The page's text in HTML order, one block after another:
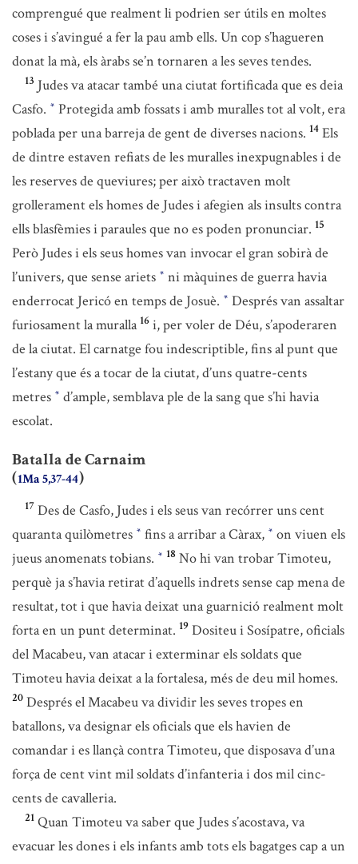
comprengué que realment li podrien ser útils en moltes
coses i s’avingué a fer la pau amb ells. Un cop s’hagueren
donat la mà, els àrabs se’n tornaren a les seves tendes.
13 Judes va atacar també una ciutat fortificada que es deia
Casfo. * Protegida amb fossats i amb muralles tot al volt, era
poblada per una barreja de gent de diverses nacions. 14 Els
de dintre estaven refiats de les muralles inexpugnables i de
les reserves de queviures; per això tractaven molt
grollerament els homes de Judes i afegien als insults contra
ells blasfèmies i paraules que no es poden pronunciar. 15
Però Judes i els seus homes van invocar el gran sobirà de
l’univers, que sense ariets * ni màquines de guerra havia
enderrocat Jericó en temps de Josuè. * Després van assaltar
furiosament la muralla 16 i, per voler de Déu, s’apoderaren
de la ciutat. El carnatge fou indescriptible, fins al punt que
l’estany que és a tocar de la ciutat, d’uns quatre-cents
metres * d’ample, semblava ple de la sang que s’hi havia
escolat.
Batalla de Carnaim
(1Ma 5,37-44)
17 Des de Casfo, Judes i els seus van recórrer uns cent
quaranta quilòmetres * fins a arribar a Càrax, * on viuen els
jueus anomenats tobians. * 18 No hi van trobar Timoteu,
perquè ja s’havia retirat d’aquells indrets sense cap mena de
resultat, tot i que havia deixat una guarnició realment molt
forta en un punt determinat. 19 Dositeu i Sosípatre, oficials
del Macabeu, van atacar i exterminar els soldats que
Timoteu havia deixat a la fortalesa, més de deu mil homes.
20 Després el Macabeu va dividir les seves tropes en
batallons, va designar els oficials que els havien de
comandar i es llançà contra Timoteu, que disposava d’una
força de cent vint mil soldats d’infanteria i dos mil cinc-
cents de cavalleria.
21 Quan Timoteu va saber que Judes s’acostava, va
evacuar les dones i els infants amb tots els bagatges cap a un